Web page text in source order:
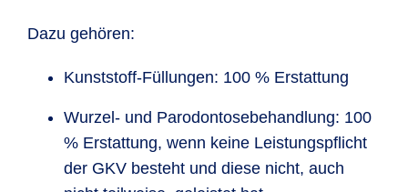
Dazu gehören:
Kunststoff-Füllungen: 100 % Erstattung
Wurzel- und Paro­dontose­behand­lung: 100
% Erstattung, wenn keine Leistungs­pflicht
der GKV besteht und diese nicht, auch